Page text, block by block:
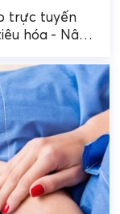
cho Dược
trực tuyến
hóa - Nâng